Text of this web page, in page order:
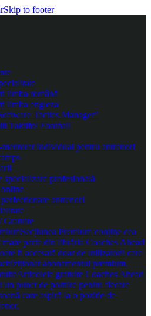
Skip to footer
limba română
limba engleza
Tactics Manager”
Taktifol Football
individual pentru antrenori
specializare profesională
antrenori
Gratuite
Secțiunea Premium conține cea
mare parte din librăria Coaches Ahead
fi accesată doar de utilizatorii care
abonamentul premium.
Articolele gratuite Coaches Ahead
un punct de pornire pentru fiecare
care aspiră la o poziție de